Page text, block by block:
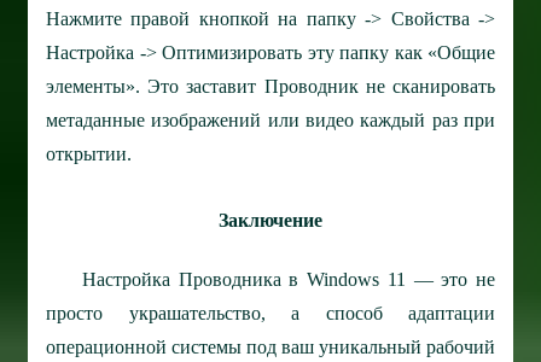
Нажмите правой кнопкой на папку -> Свойства ->
Настройка -> Оптимизировать эту папку как «Общие
элементы». Это заставит Проводник не сканировать
метаданные изображений или видео каждый раз при
открытии.
Заключение
Настройка Проводника в Windows 11 — это не
просто украшательство, а способ адаптации
операционной системы под ваш уникальный рабочий